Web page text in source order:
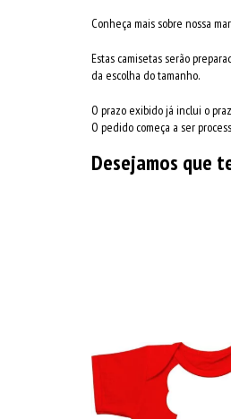
Conheça mais sobre nossa
Estas camisetas serão
da escolha do tamanho.
O prazo exibido já inclui o
O pedido começa a ser
Desejamos que